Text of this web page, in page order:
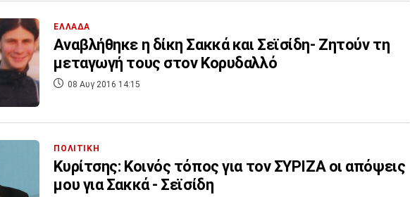
ΕΛΛΑΔΑ
Αναβλήθηκε η δίκη Σακκά και Σεϊσίδη- Ζητούν τη
μεταγωγή τους στον Κορυδαλλό
08 Αυγ 2016 14:15
ΠΟΛΙΤΙΚΗ
Κυρίτσης: Κοινός τόπος για τον ΣΥΡΙΖΑ οι απόψεις
μου για Σακκά - Σεϊσίδη